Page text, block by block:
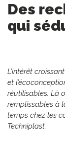
Des
qui
L’intérêt
et
réutilisables. Là
remplissables à
temps chez les
Techniplast.